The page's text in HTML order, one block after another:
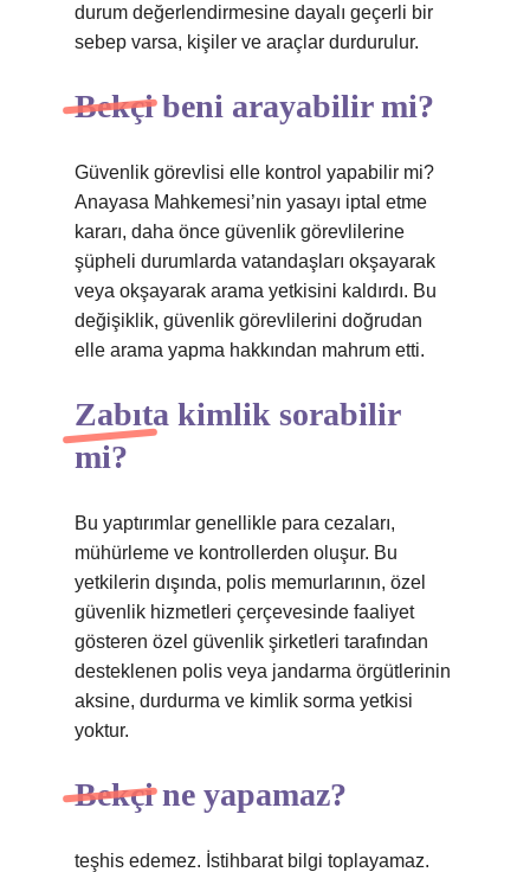
durum değerlendirmesine dayalı geçerli bir
sebep varsa, kişiler ve araçlar durdurulur.
Bekçi beni arayabilir mi?
Güvenlik görevlisi elle kontrol yapabilir mi?
Anayasa Mahkemesi’nin yasayı iptal etme
kararı, daha önce güvenlik görevlilerine
şüpheli durumlarda vatandaşları okşayarak
veya okşayarak arama yetkisini kaldırdı. Bu
değişiklik, güvenlik görevlilerini doğrudan
elle arama yapma hakkından mahrum etti.
Zabıta kimlik sorabilir
mi?
Bu yaptırımlar genellikle para cezaları,
mühürleme ve kontrollerden oluşur. Bu
yetkilerin dışında, polis memurlarının, özel
güvenlik hizmetleri çerçevesinde faaliyet
gösteren özel güvenlik şirketleri tarafından
desteklenen polis veya jandarma örgütlerinin
aksine, durdurma ve kimlik sorma yetkisi
yoktur.
Bekçi ne yapamaz?
teşhis edemez. İstihbarat bilgi toplayamaz.